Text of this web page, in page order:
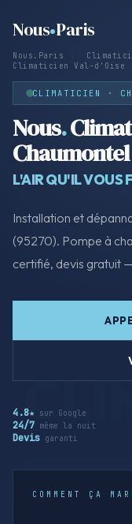
Nous Paris
Nous.Paris
Climaticien Val-d'Oise
CLIMATICIEN ·
Nous.
Chaumontel
L'AIR QU'IL VOUS
Installation et
(95270). Pompe à
certifié, devis gratuit
4.8★ sur Google
24/7 même la nuit
Devis garanti
COMMENT ÇA